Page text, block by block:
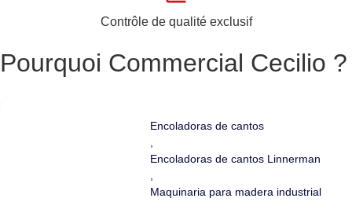
Contrôle de qualité exclusif
Pourquoi Commercial Cecilio ?
Encoladoras de cantos
,
Encoladoras de cantos Linnerman
,
Maquinaria para madera industrial